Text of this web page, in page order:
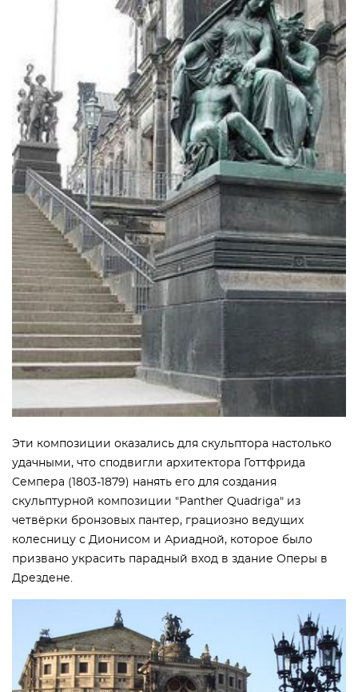
Эти композиции оказались для скульптора настолько
удачными, что сподвигли архитектора Готтфрида
Семпера (1803-1879) нанять его для создания
скульптурной композиции "Panther Quadriga" из
четвёрки бронзовых пантер, грациозно ведущих
колесницу с Дионисом и Ариадной, которое было
призвано украсить парадный вход в здание Оперы в
Дрездене.